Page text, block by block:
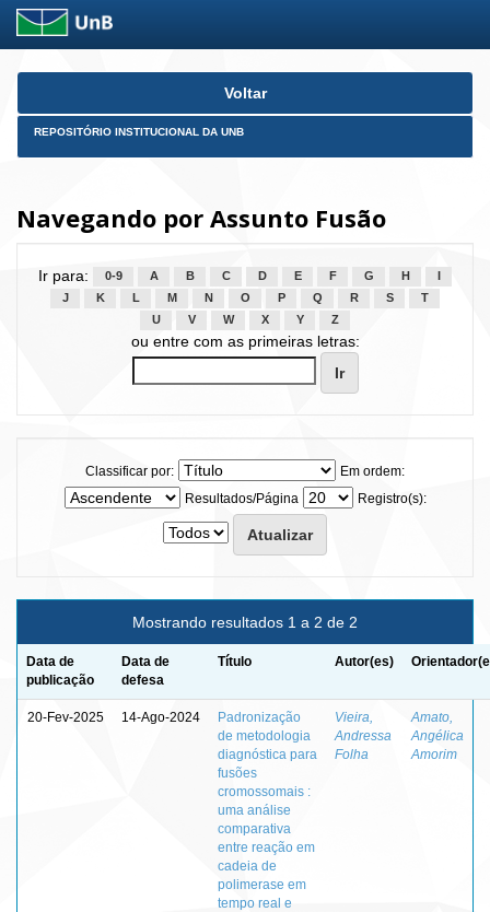
Skip
Voltar
REPOSITÓRIO INSTITUCIONAL DA UNB
Navegando por Assunto Fusão
Ir para: 0-9 A B C D E F G H
J
K L M N O P Q R S
T
U
V W X Y Z
ou entre com as primeiras letras:
Classificar por:
Em ordem:
Resultados/Página
Registro(s):
Mostrando resultados 1 a 2 de 2
Data de
publicação
Data de
defesa
Título Autor(es)
20-Fev-2025 14-Ago-2024
Padronização
de metodologia
diagnóstica para
fusões
cromossomais :
uma análise
comparativa
entre reação em
cadeia de
polimerase em
tempo real e
Vieira,
Andressa
Folha
Amato,
Angélica
Amorim